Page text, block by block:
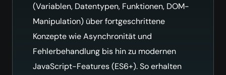
(Variablen, Datentypen, Funktionen, DOM-
Manipulation) über fortgeschrittene
Konzepte wie Asynchronität und
Fehlerbehandlung bis hin zu modernen
JavaScript-Features (ES6+). So erhalten